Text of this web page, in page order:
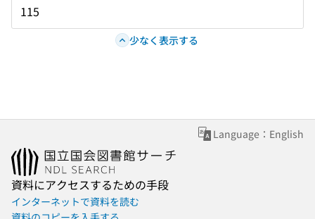
115
少なく表示する
Language：English
資料にアクセスするための手段
インターネットで資料を読む